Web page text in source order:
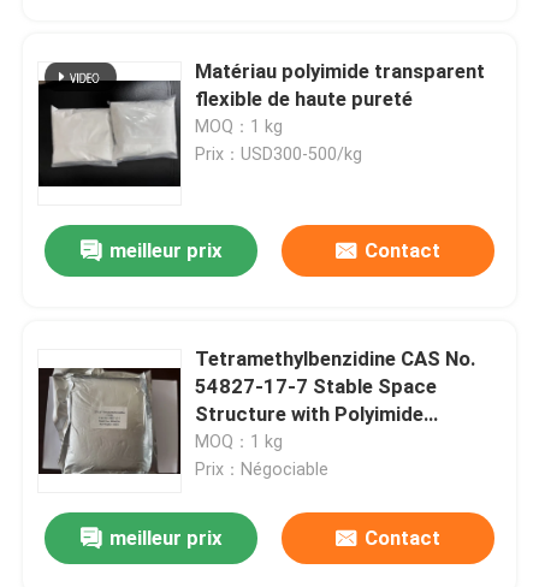
Matériau polyimide transparent
flexible de haute pureté
MOQ：1 kg
Prix：USD300-500/kg
meilleur prix Contact
Tetramethylbenzidine CAS No.
54827-17-7 Stable Space
Structure with Polyimide
Material
MOQ：1 kg
Prix：Négociable
meilleur prix Contact